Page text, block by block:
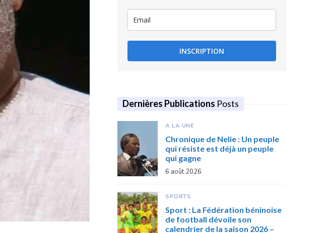
INSCRIPTION
Dernières Publications Posts
A LA UNE
Chronique de Nelie : Un peuple
qui résiste est déjà un peuple
qui gagne
6 août 2026
SPORTS
Sport : La Fédération béninoise
de football dévoile son
calendrier de la saison 2026 –